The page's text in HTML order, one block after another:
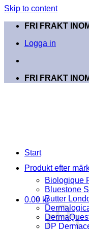
Skip to content
FRI FRAKT
Logga in
FRI FRAKT
0.00 kr
Start
Produkt efter
Biologique
Bluestone
Butter
DP